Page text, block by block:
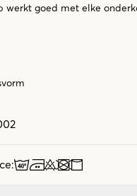
werkt goed met elke
: